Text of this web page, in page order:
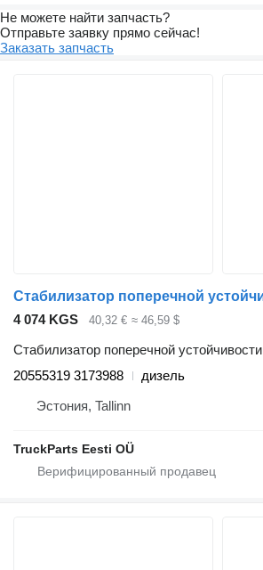
Не можете найти запчасть?
Отправьте заявку прямо сейчас!
Заказать запчасть
4 074 KGS 40,32 € ≈ 46,59 $
Стабилизатор поперечной устойчивости
20555319 3173988
дизель
Эстония, Tallinn
TruckParts Eesti OÜ